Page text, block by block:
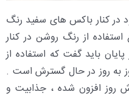
در کنار باکس های سفید رنگ
از رنگ روشن در کنار
باید گفت که استفاده از
به روز در حال گسترش است .
روز افزون شده ، جذابیت و